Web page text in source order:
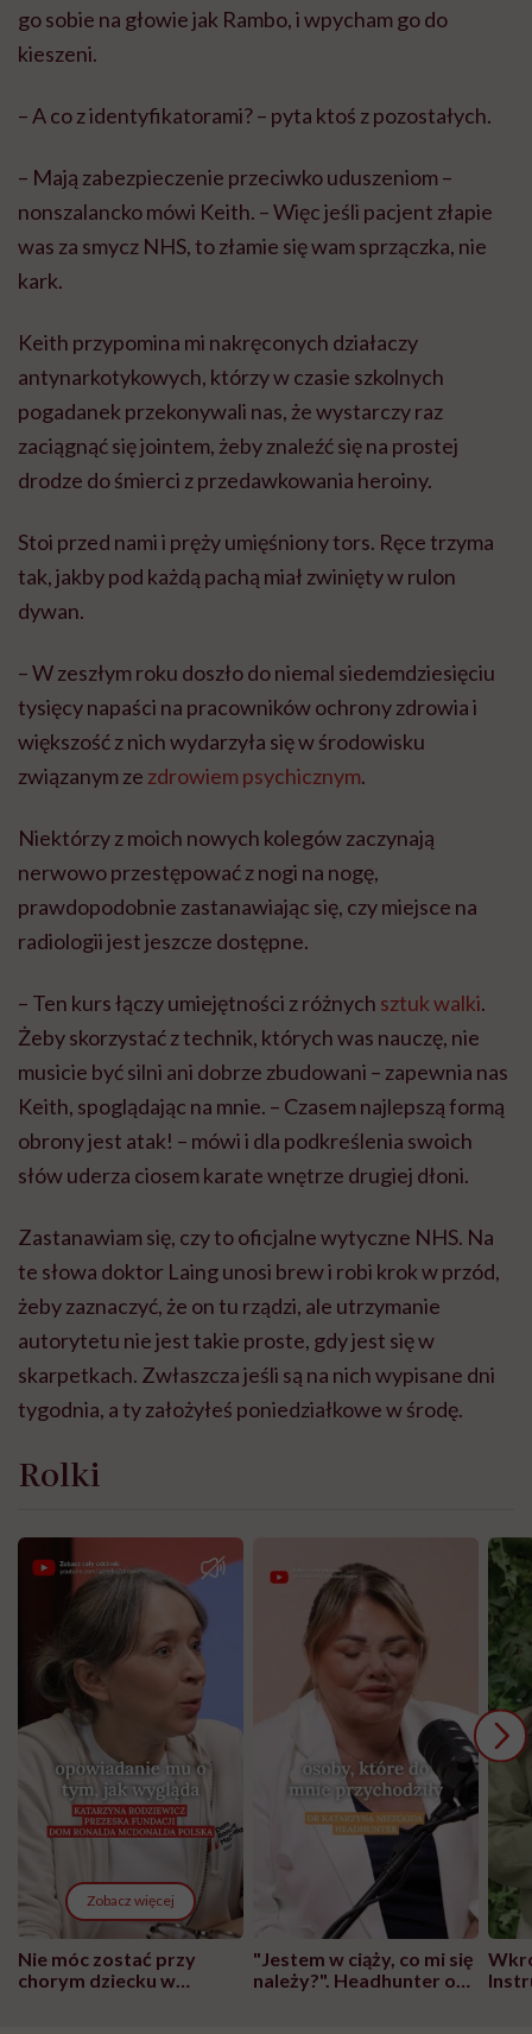
go sobie na głowie jak Rambo, i wpycham go do
kieszeni.
– A co z identyfikatorami? – pyta ktoś z pozostałych.
– Mają zabezpieczenie przeciwko uduszeniom –
nonszalancko mówi Keith. – Więc jeśli pacjent złapie
was za smycz NHS, to złamie się wam sprzączka, nie
kark.
Keith przypomina mi nakręconych działaczy
antynarkotykowych, którzy w czasie szkolnych
pogadanek przekonywali nas, że wystarczy raz
zaciągnąć się jointem, żeby znaleźć się na prostej
drodze do śmierci z przedawkowania heroiny.
Stoi przed nami i pręży umięśniony tors. Ręce trzyma
tak, jakby pod każdą pachą miał zwinięty w rulon
dywan.
– W zeszłym roku doszło do niemal siedemdziesięciu
tysięcy napaści na pracowników ochrony zdrowia i
większość z nich wydarzyła się w środowisku
związanym ze zdrowiem psychicznym.
Niektórzy z moich nowych kolegów zaczynają
nerwowo przestępować z nogi na nogę,
prawdopodobnie zastanawiając się, czy miejsce na
radiologii jest jeszcze dostępne.
– Ten kurs łączy umiejętności z różnych sztuk walki.
Żeby skorzystać z technik, których was nauczę, nie
musicie być silni ani dobrze zbudowani – zapewnia nas
Keith, spoglądając na mnie. – Czasem najlepszą formą
obrony jest atak! – mówi i dla podkreślenia swoich
słów uderza ciosem karate wnętrze drugiej dłoni.
Zastanawiam się, czy to oficjalne wytyczne NHS. Na
te słowa doktor Laing unosi brew i robi krok w przód,
żeby zaznaczyć, że on tu rządzi, ale utrzymanie
autorytetu nie jest takie proste, gdy jest się w
skarpetkach. Zwłaszcza jeśli są na nich wypisane dni
tygodnia, a ty założyłeś poniedziałkowe w środę.
Rolki
Zobacz więcej
Nie móc zostać przy
chorym dziecku w
"Jestem w ciąży, co mi się
należy?". Headhunter o